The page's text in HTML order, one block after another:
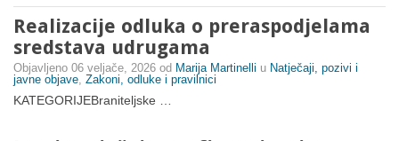
Realizacije odluka o preraspodjelama
sredstava udrugama
Objavljeno 06 veljače, 2026 od Marija Martinelli u Natječaji, pozivi i
javne objave, Zakoni, odluke i pravilnici
KATEGORIJEBraniteljske …